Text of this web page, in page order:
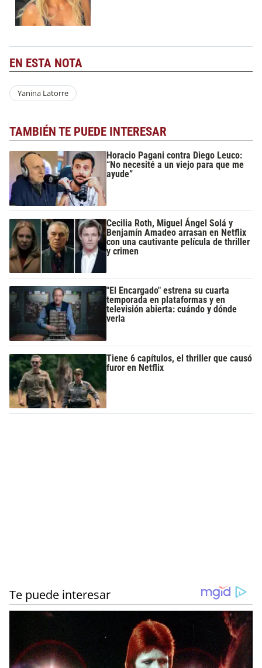
EN ESTA NOTA
Yanina Latorre
TAMBIÉN TE PUEDE INTERESAR
Horacio Pagani contra Diego Leuco:
“No necesité a un viejo para que me
ayude”
Cecilia Roth, Miguel Ángel Solá y
Benjamín Amadeo arrasan en Netflix
con una cautivante película de thriller
y crimen
"El Encargado" estrena su cuarta
temporada en plataformas y en
televisión abierta: cuándo y dónde
verla
Tiene 6 capítulos, el thriller que causó
furor en Netflix